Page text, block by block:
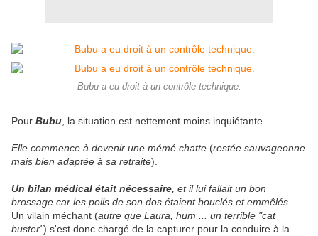
Bubu a eu droit à un contrôle technique.
Pour Bubu , la situation est nettement moins inquiétante.
Elle commence à devenir une mémé chatte (restée sauvageonne
mais bien adaptée à sa retraite).
Un bilan médical était nécessaire, et il lui fallait un bon
brossage car les poils de son dos étaient bouclés et emmêlés.
Un vilain méchant (autre que Laura, hum ... un terrible "cat
buster") s'est donc chargé de la capturer pour la conduire à la